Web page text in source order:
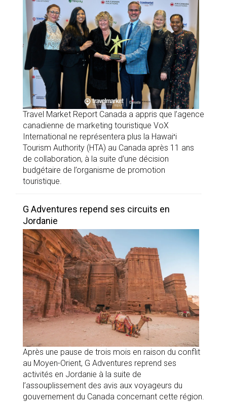
Travel Market Report Canada a appris que l’agence
canadienne de marketing touristique VoX
International ne représentera plus la Hawaiʻi
Tourism Authority (HTA) au Canada après 11 ans
de collaboration, à la suite d’une décision
budgétaire de l’organisme de promotion
touristique.
G Adventures repend ses circuits en
Jordanie
Après une pause de trois mois en raison du conflit
au Moyen-Orient, G Adventures reprend ses
activités en Jordanie à la suite de
l’assouplissement des avis aux voyageurs du
gouvernement du Canada concernant cette région.